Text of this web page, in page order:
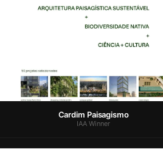
Cardim Paisagismo
IAA Winner